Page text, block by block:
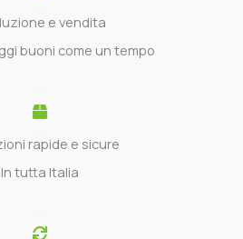
e vendita
buoni come un tempo
rapide e sicure
In tutta Italia